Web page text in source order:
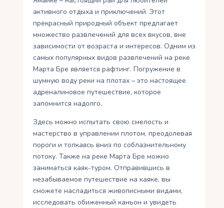
активного отдыха и приключений. Этот
прекрасный природный объект предлагает
множество развлечений для всех вкусов, вне
зависимости от возраста и интересов. Одним из
самых популярных видов развлечений на реке
Марта Бре является рафтинг. Погружение в
шумную воду реки на плотах – это настоящее
адреналиновое путешествие, которое
запомнится надолго.
Здесь можно испытать свою смелость и
мастерство в управлении плотом, преодолевая
пороги и толкаясь вниз по соблазнительному
потоку. Также на реке Марта Бре можно
заниматься каяк-туром. Отправившись в
незабываемое путешествие на каяке, вы
сможете насладиться живописными видами,
исследовать обиженный каньон и увидеть